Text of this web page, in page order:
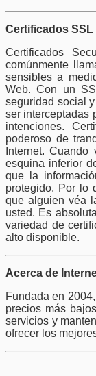
Certificados SSL
Certificados
comúnmente
sensibles a
Web. Con un
seguridad social
ser interceptadas
intenciones.
poderoso de
Internet.
esquina inferior
que la
protegido. Por lo
que alguien véa
usted. Es
variedad de
alto disponible.
Acerca de
Fundada en
precios más
servicios y
ofrecer los